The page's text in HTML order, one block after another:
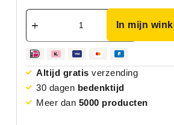
In mijn
Altijd gratis verzending
30 dagen bedenktijd
Meer dan 5000 producten